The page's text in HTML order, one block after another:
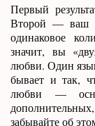
Первый
Второй — ваш
одинаковое
значит, вы
любви. Один
бывает и так,
любви —
забывайте об